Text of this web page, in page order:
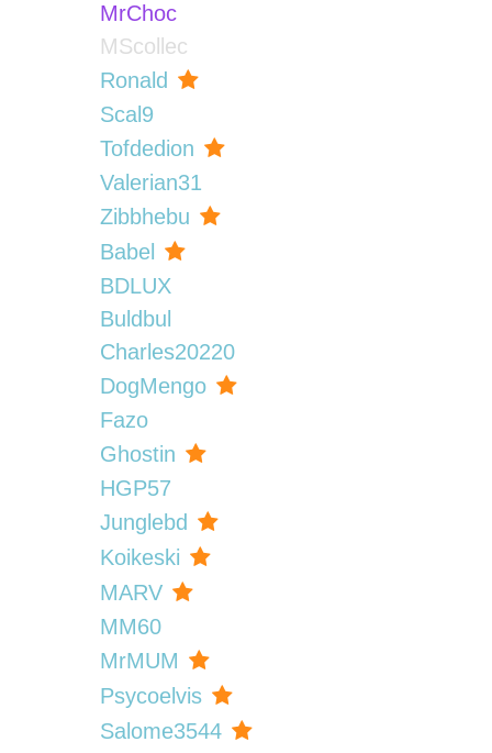
MrChoc
MScollec
Ronald
Scal9
Tofdedion
Valerian31
Zibbhebu
Babel
BDLUX
Buldbul
Charles20220
DogMengo
Fazo
Ghostin
HGP57
Junglebd
Koikeski
MARV
MM60
MrMUM
Psycoelvis
Salome3544